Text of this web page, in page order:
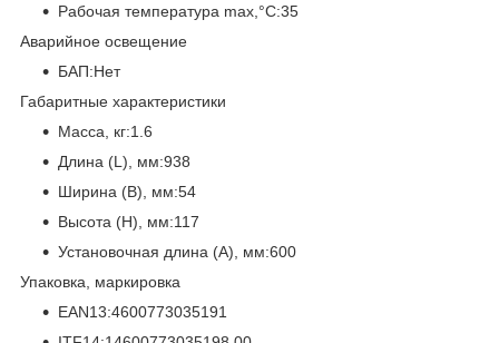
Рабочая температура max,°C:35
Аварийное освещение
БАП:Нет
Габаритные характеристики
Масса, кг:1.6
Длина (L), мм:938
Ширина (B), мм:54
Высота (H), мм:117
Установочная длина (A), мм:600
Упаковка, маркировка
EAN13:4600773035191